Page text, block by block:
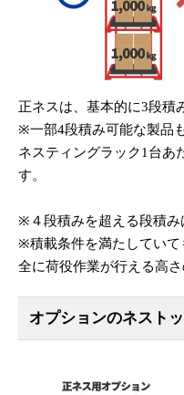
正ネスは、基本的に3段積
※一部4段積み可能な製品
ネスティングラック1台あ
す。
※４段積みを超える段積み
※積載条件を満たしていて
全に荷役作業が行える高
オプションのネスト